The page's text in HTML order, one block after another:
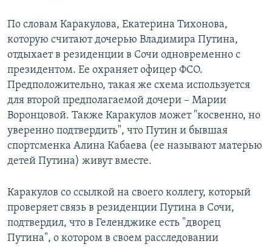
По словам Каракулова, Екатерина Тихонова,
которую считают дочерью Владимира Путина,
отдыхает в резиденции в Сочи одновременно с
президентом. Ее охраняет офицер ФСО.
Предположительно, такая же схема используется
для второй предполагаемой дочери – Марии
Воронцовой. Также Каракулов может "косвенно, но
уверенно подтвердить", что Путин и бывшая
спортсменка Алина Кабаева (ее называют матерью
детей Путина) живут вместе.
Каракулов со ссылкой на своего коллегу, который
проверяет связь в резиденции Путина в Сочи,
подтвердил, что в Геленджике есть "дворец
Путина", о котором в своем расследовании